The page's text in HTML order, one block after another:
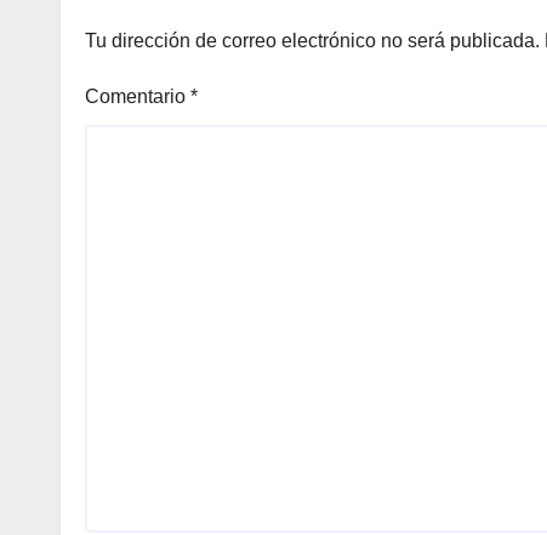
Tu dirección de correo electrónico no será publicada.
Comentario *